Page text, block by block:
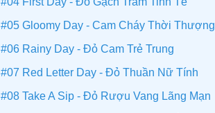
#05 Gloomy Day - Cam Cháy Thời Thượng
#06 Rainy Day - Đỏ Cam Trẻ Trung
#07 Red Letter Day - Đỏ Thuần Nữ Tính
#08 Take A Sip - Đỏ Rượu Vang Lãng Mạn